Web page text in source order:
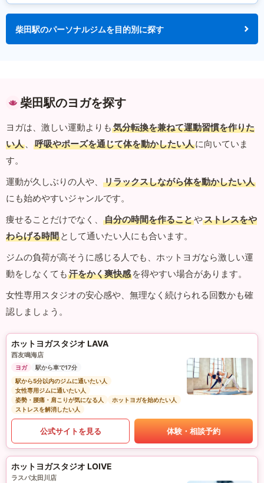
柴田駅のパーソナルジムを目的別に探す
柴田駅のヨガを探す
ヨガは、激しい運動よりも 気分転換を兼ねて運動習慣を作りた
い人 、 呼吸やポーズを通じて体を動かしたい人に向いていま
す。
運動が久しぶりの人や、
リラックスしながら体を動かしたい人
にも始めやすいジャンルです。
痩せることだけでなく、
自分の時間を作ることやストレスをや
わらげる時間 として通いたい人にも合います。
ジムの負荷が高そうに感じる人でも、ホットヨガなら激しい運
動をしなくても 汗をかく爽快感 を得やすい場合があります。
女性専用スタジオの安心感や、無理なく続けられる回数かも確
認しましょう。
ホットヨガスタジオ LAVA
西友鳴海店
ヨガ
駅から車で17分
駅から5分以内のジムに通いたい人
女性専用ジムに通いたい人
姿勢・腰痛・肩こりが気になる人
ホットヨガを始めたい人
ストレスを解消したい人
公式サイトを見る 体験・相談予約
ホットヨガスタジオ LOIVE
ラスパ太田川店